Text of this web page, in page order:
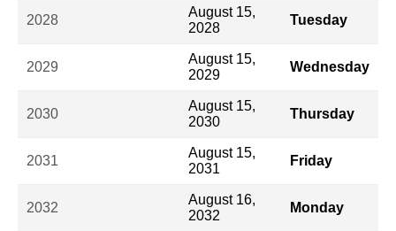
2028
August 15,
2028
Tuesday
2029
August 15,
2029
Wednesday
2030
August 15,
2030
Thursday
2031
August 15,
2031
Friday
2032
August 16,
2032
Monday